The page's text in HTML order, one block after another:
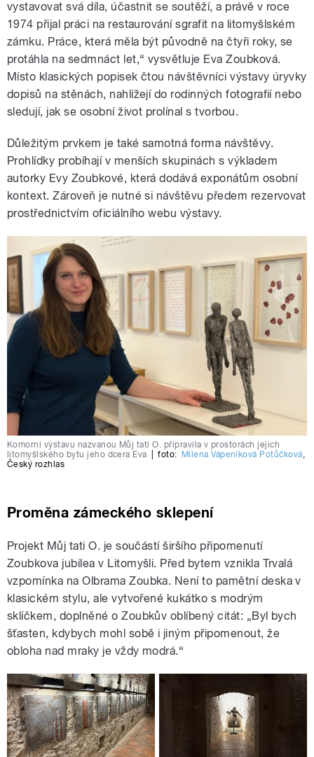
vystavovat svá díla, účastnit se soutěží, a právě v roce
1974 přijal práci na restaurování sgrafit na litomyšlském
zámku. Práce, která měla být původně na čtyři roky, se
protáhla na sedmnáct let,“ vysvětluje Eva Zoubková.
Místo klasických popisek čtou návštěvníci výstavy úryvky
dopisů na stěnách, nahlížejí do rodinných fotografií nebo
sledují, jak se osobní život prolínal s tvorbou.
Důležitým prvkem je také samotná forma návštěvy.
Prohlídky probíhají v menších skupinách s výkladem
autorky Evy Zoubkové, která dodává exponátům osobní
kontext. Zároveň je nutné si návštěvu předem rezervovat
prostřednictvím oficiálního webu výstavy.
Komorní výstavu nazvanou Můj tati O. připravila v prostorách jejich
litomyšlského bytu jeho dcera Eva
foto: Milena Vápeníková Potůčková,
Český rozhlas
Proměna zámeckého sklepení
Projekt Můj tati O. je součástí širšího připomenutí
Zoubkova jubilea v Litomyšli. Před bytem vznikla Trvalá
vzpomínka na Olbrama Zoubka. Není to pamětní deska v
klasickém stylu, ale vytvořené kukátko s modrým
sklíčkem, doplněné o Zoubkův oblíbený citát: „Byl bych
šťasten, kdybych mohl sobě i jiným připomenout, že
obloha nad mraky je vždy modrá.“